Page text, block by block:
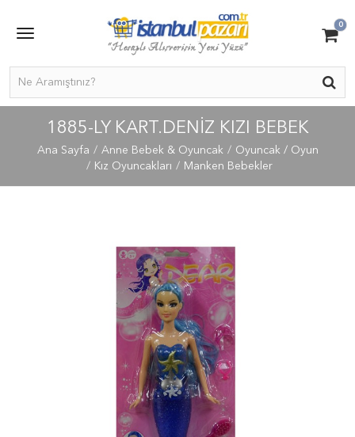
0
1885-LY KART.DENİZ KIZI BEBEK
Ana Sayfa Anne Bebek & Oyuncak
Oyuncak / Oyun
Kız Oyuncakları
Manken Bebekler